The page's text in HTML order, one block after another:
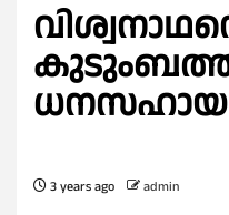
3 years ago admin